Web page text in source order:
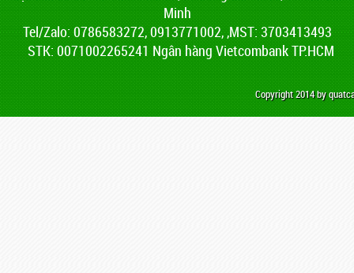
Minh
Tel/Zalo: 0786583272, 0913771002, ,MST: 3703413493
STK: 0071002265241 Ngân hàng Vietcombank TP.HCM
Copyright 2014 by